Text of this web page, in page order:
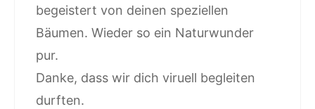
begeistert von deinen speziellen
Bäumen. Wieder so ein Naturwunder
pur.
Danke, dass wir dich viruell begleiten
durften.